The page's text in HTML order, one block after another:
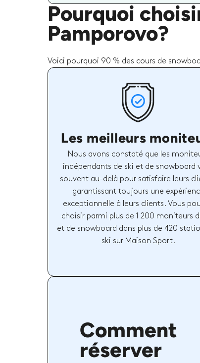
Pourquoi
Pamporovo?
Voici pourquoi 90 % des cours de
Les meilleurs
Nous avons constaté que les
indépendants de ski et de snowboard
souvent au-delà pour satisfaire leurs
garantissant toujours une
exceptionnelle à leurs clients. Vous
choisir parmi plus de 1 200 moniteurs
et de snowboard dans plus de 420
ski sur Maison Sport.
Comment
réserver